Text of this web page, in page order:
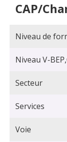
CAP/
Niveau de
Niveau V-
Secteur
Services
Voie